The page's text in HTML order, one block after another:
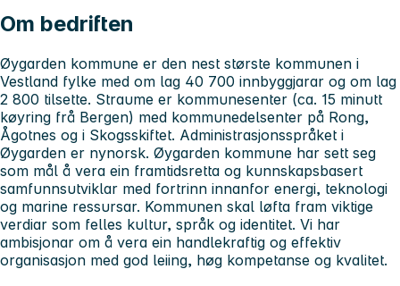
Om bedriften
Øygarden kommune er den nest største kommunen i
Vestland fylke med om lag 40 700 innbyggjarar og om lag
2 800 tilsette. Straume er kommunesenter (ca. 15 minutt
køyring frå Bergen) med kommunedelsenter på Rong,
Ågotnes og i Skogsskiftet. Administrasjonsspråket i
Øygarden er nynorsk. Øygarden kommune har sett seg
som mål å vera ein framtidsretta og kunnskapsbasert
samfunnsutviklar med fortrinn innanfor energi, teknologi
og marine ressursar. Kommunen skal løfta fram viktige
verdiar som felles kultur, språk og identitet. Vi har
ambisjonar om å vera ein handlekraftig og effektiv
organisasjon med god leiing, høg kompetanse og kvalitet.